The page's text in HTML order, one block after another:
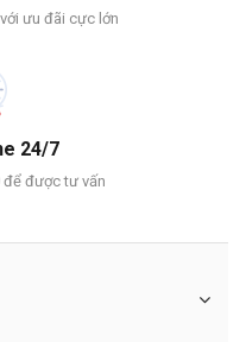
ưu đãi cực lớn
24/7
để được tư vấn